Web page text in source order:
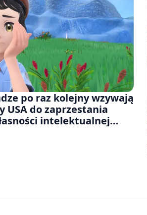
po raz kolejny wzywają
USA do zaprzestania
intelektualnej
i anime